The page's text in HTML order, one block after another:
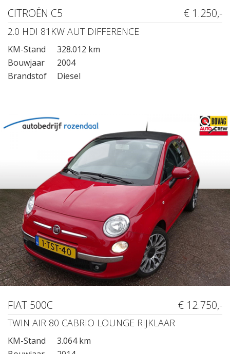
CITROËN C5 € 1.250,-
2.0 HDI 81KW AUT DIFFERENCE
KM-Stand
328.012 km
Bouwjaar
2004
Brandstof
Diesel
FIAT 500C € 12.750,-
TWIN AIR 80 CABRIO LOUNGE RIJKLAAR
KM-Stand
3.064 km